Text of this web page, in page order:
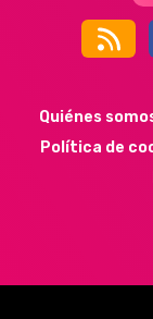
Quiénes
Política de